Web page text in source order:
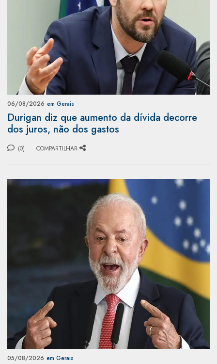
06/08/2026 em Gerais
Durigan diz que aumento da dívida decorre
dos juros, não dos gastos
(0) COMPARTILHAR
05/08/2026 em Gerais